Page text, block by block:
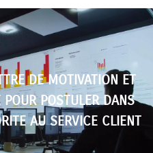
DE MOTIVATION ET
POSTULER DANS
AU SERVICE CLIENT